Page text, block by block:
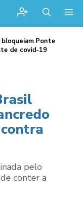
bloqueiam Ponte
de covid-19
pelo
conter a